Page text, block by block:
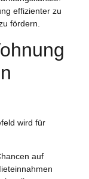
effizienter zu
fördern.
auf